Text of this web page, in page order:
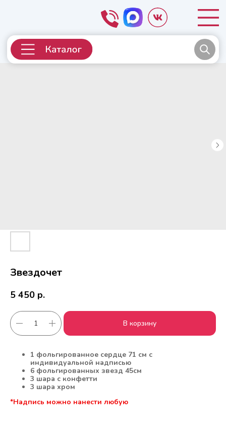
Звездочет
5 450 р.
В корзину
1 фольгированное сердце 71 см с
индивидуальной надписью
6 фольгированных звезд 45см
3 шара с конфетти
3 шара хром
*Надпись можно нанести любую
Работаем с 2010 года
Срочная доставка
за 1час
Скидки постоянным
клиентам
Оплата удобным
способом